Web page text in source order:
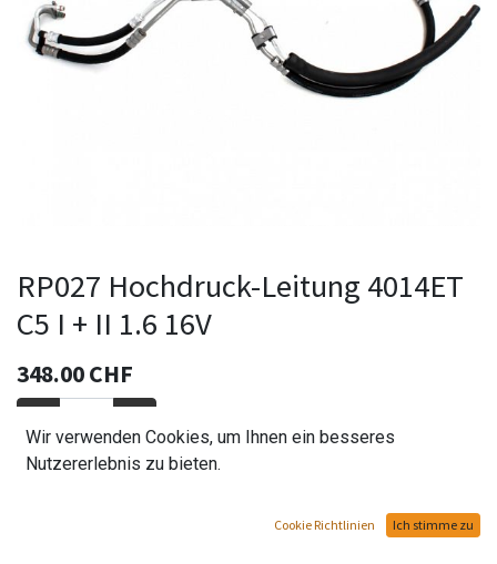
RP027 Hochdruck-Leitung 4014ET
C5 I + II 1.6 16V
348.00CHF
Wir verwenden Cookies, um Ihnen ein besseres
Nutzererlebnis zu bieten.
Cookie Richtlinien Ich stimme zu